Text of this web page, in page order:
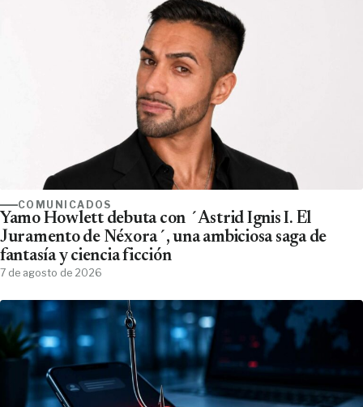
COMUNICADOS
Yamo Howlett debuta con ´Astrid Ignis I. El
Juramento de Néxora´, una ambiciosa saga de
fantasía y ciencia ficción
7 de agosto de 2026